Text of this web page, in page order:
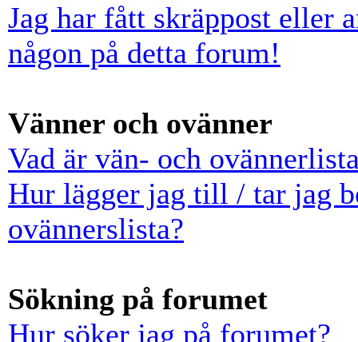
Jag har fått skräppost eller
någon på detta forum!
Vänner och ovänner
Vad är vän- och
Hur lägger jag till / tar jag
ovännerslista?
Sökning på forumet
Hur söker jag på forumet?